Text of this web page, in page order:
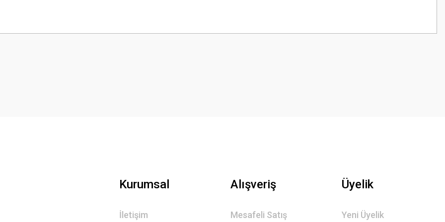
Kurumsal
İletişim
Alışveriş
Mesafeli Satış
Üyelik
Yeni Üyelik